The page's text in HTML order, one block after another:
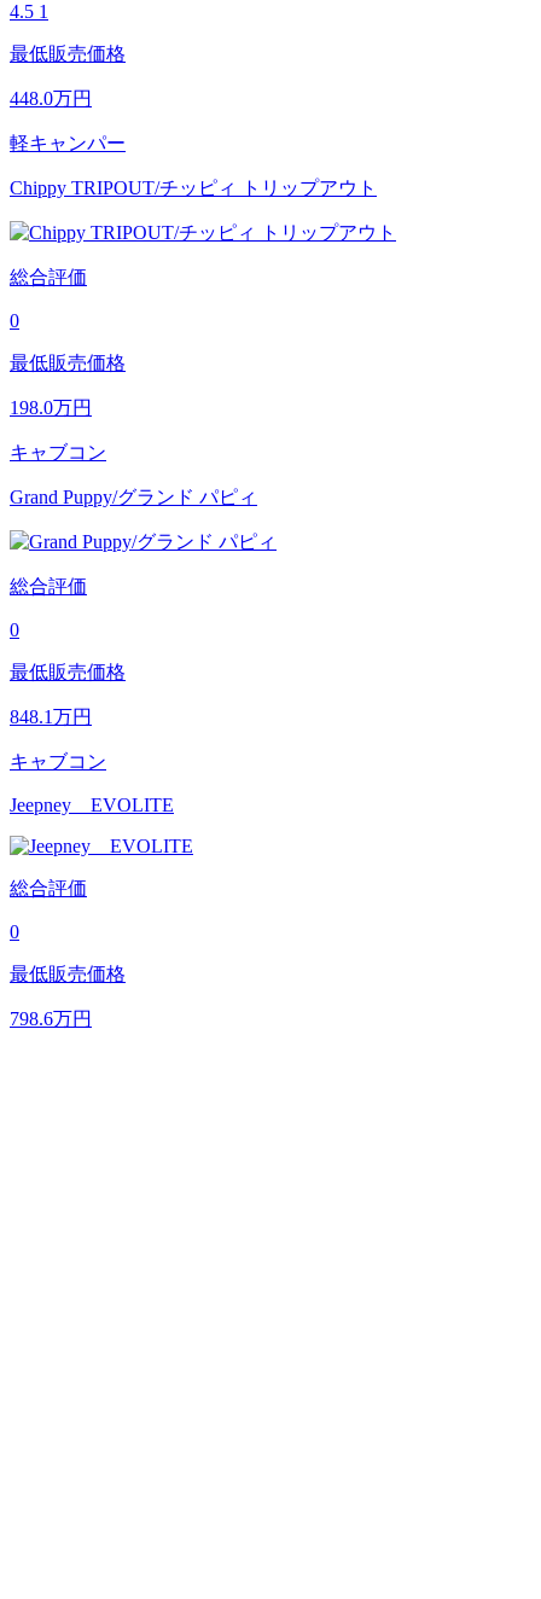
4.5 1
最低販売価格
448.0万円
軽キャンパー
Chippy TRIPOUT/チッピィ トリップアウト
総合評価
0
最低販売価格
198.0万円
キャブコン
Grand Puppy/グランド パピィ
総合評価
0
最低販売価格
848.1万円
キャブコン
Jeepney EVOLITE
総合評価
0
最低販売価格
798.6万円